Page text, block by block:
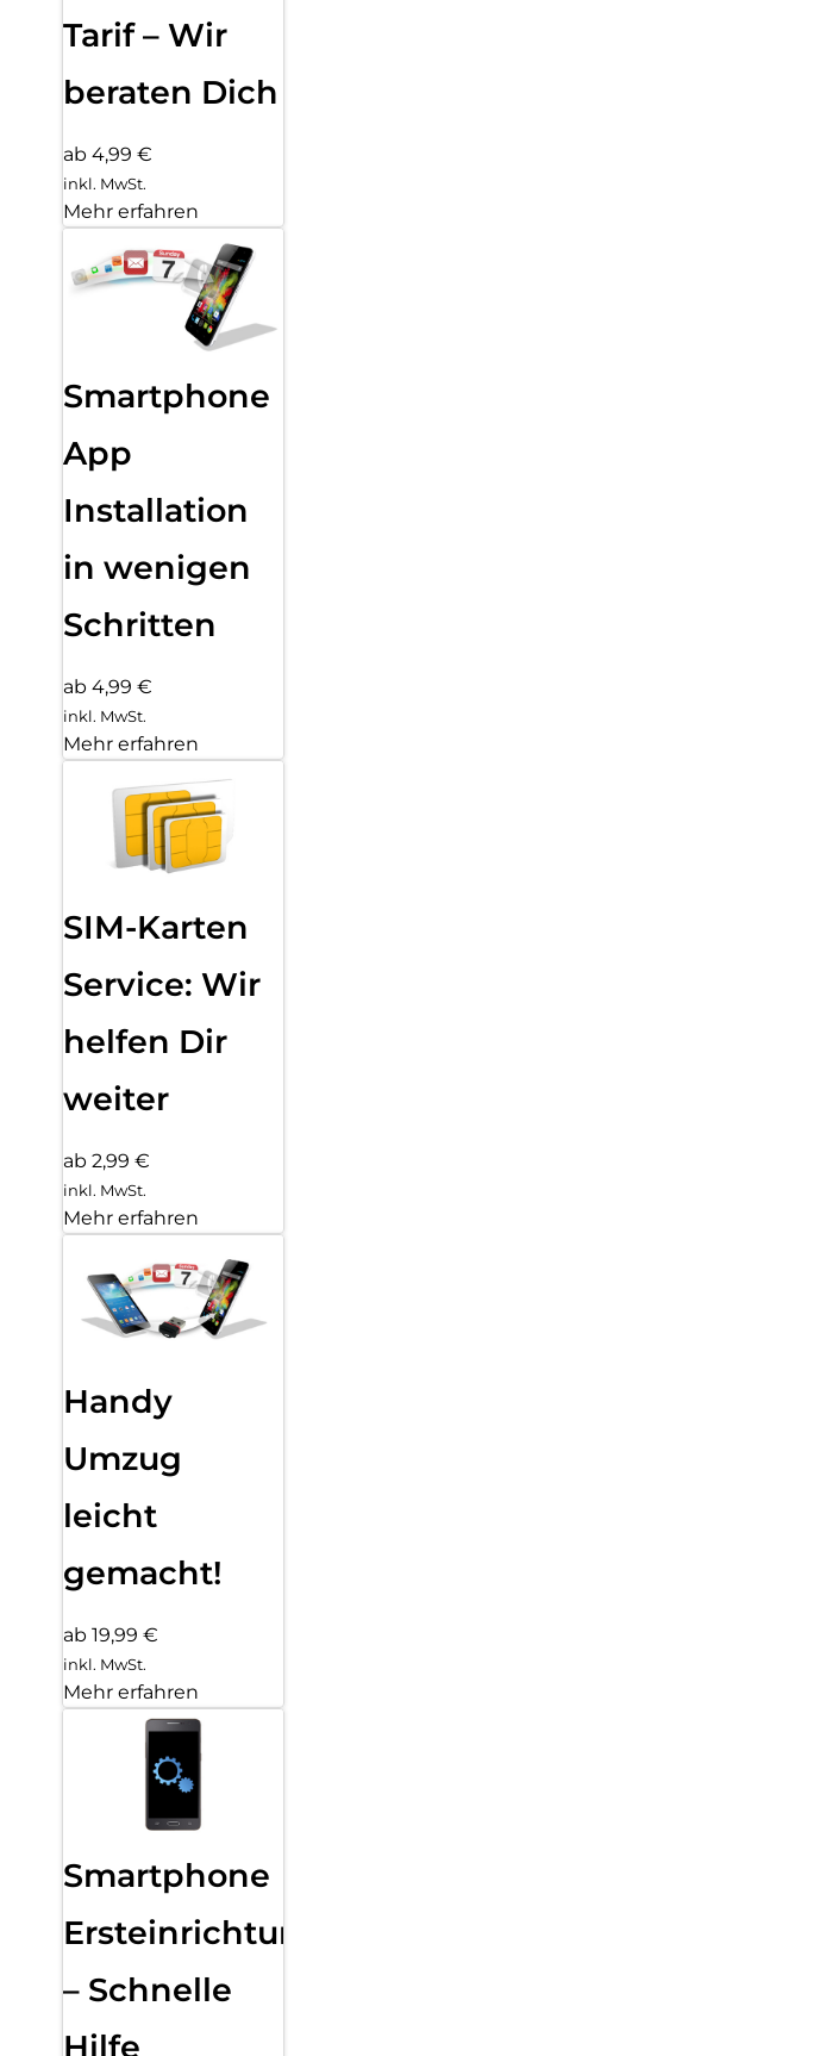
Tarif – Wir
beraten Dich
ab 4,99 €
inkl. MwSt.
Mehr erfahren
Smartphone
App
Installation
in wenigen
Schritten
ab 4,99 €
inkl. MwSt.
Mehr erfahren
SIM-Karten
Service: Wir
helfen Dir
weiter
ab 2,99 €
inkl. MwSt.
Mehr erfahren
Handy
Umzug
leicht
gemacht!
ab 19,99 €
inkl. MwSt.
Mehr erfahren
Smartphone
Ersteinrichtung
– Schnelle
Hilfe